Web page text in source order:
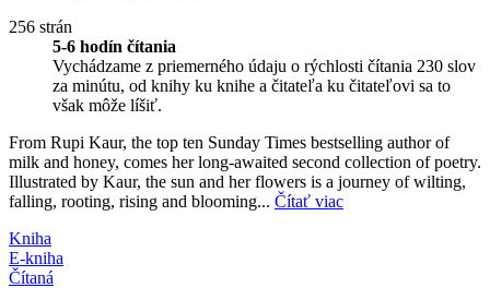
256 strán
5-6 hodín čítania
Vychádzame z priemerného údaju o rýchlosti čítania 230 slov
za minútu, od knihy ku knihe a čitateľa ku čitateľovi sa to
však môže líšiť.
From Rupi Kaur, the top ten Sunday Times bestselling author of
milk and honey, comes her long-awaited second collection of poetry.
Illustrated by Kaur, the sun and her flowers is a journey of wilting,
falling, rooting, rising and blooming... Čítať viac
Kniha
E-kniha
Čítaná